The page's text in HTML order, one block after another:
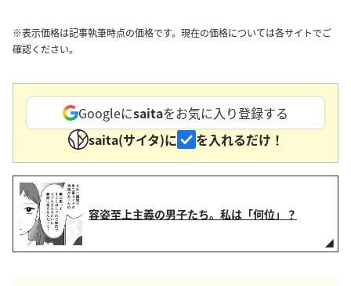
※表示価格は記事執筆時点の価格です。現在の価格については各サイトでご
確認ください。
Googleにsaitaをお気に入り登録する
saita(サイタ)に
を入れるだけ！
容姿至上主義の男子たち。私は「何位」？